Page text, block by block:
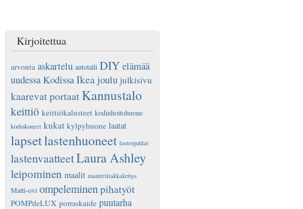
Kirjoitettua
arvonta askartelu autotalli DIYelämää
uudessa KodissaIkea joulu julkisivu
kaarevat portaat Kannustalo
keittiö keittiökalusteet kodinhoitohuone
kodinkoneet kukat kylpyhuone laatat
lapsetlastenhuoneet lastenjuhlat
lastenvaatteetLaura Ashley
leipominen maalit manttelitakkakehys
Matti-ovi ompeleminenpihatyöt
POMPdeLUX porraskaide puutarha